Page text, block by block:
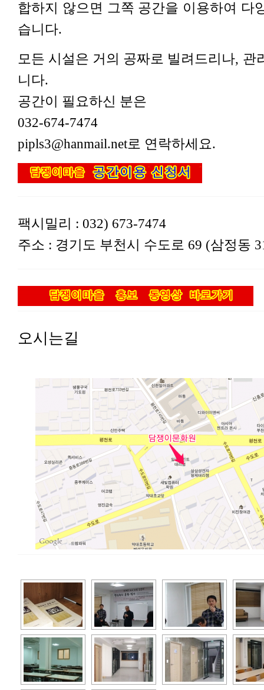
합하지 않으면 그쪽 공간을 이용하여 다
습니다.
모든 시설은 거의 공짜로 빌려드리나, 관
니다.
공간이 필요하신 분은
032-674-7474
pipls3@hanmail.net로 연락하세요.
팩시밀리 : 032) 673-7474
주소 : 경기도 부천시 수도로 69 (삼정동
오시는길